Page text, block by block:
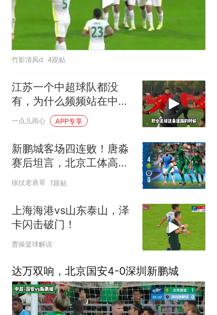
竹影清风d 4跟贴
江苏一个中超球队都没
有，为什么频频站在中国
足球的C位
一点儿雨心 APP专享
新鹏城客场四连败！唐淼
赛后坦言，北京工体高压
下全队放不开
徐扙老表哥 1跟贴
上海海港vs山东泰山，泽
卡闪击破门！
曹操篮球解说
达万双响，北京国安4-0深圳新鹏城